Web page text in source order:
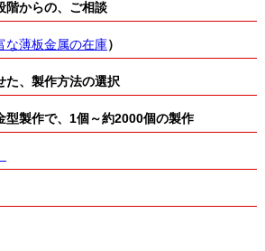
階からの、ご相談
な薄板金属の在庫）
た、製作方法の選択
型製作で、1個～約2000個の製作